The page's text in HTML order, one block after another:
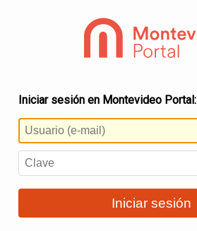
Iniciar sesión en Montevideo Portal:
Iniciar sesión